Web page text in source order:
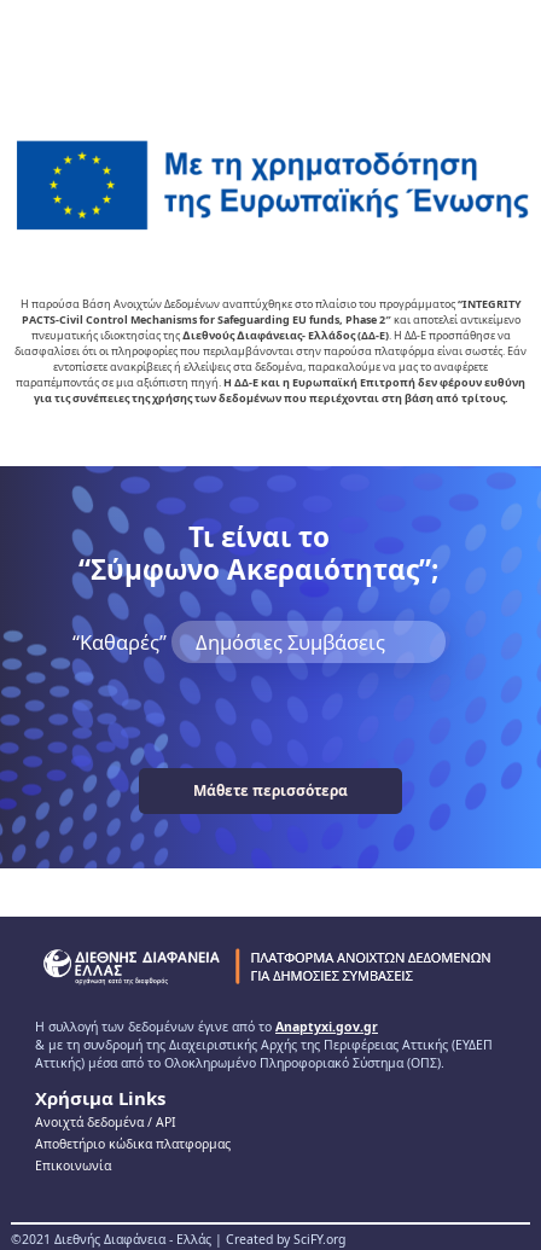
Η παρούσα Βάση Ανοιχτών Δεδομένων αναπτύχθηκε στο πλαίσιο του προγράμματος“INTEGRITY
PACTS-Civil Control Mechanisms for Safeguarding EU funds, Phase 2″και αποτελεί αντικείµενο
πνευµατικής ιδιοκτησίας της∆ιεθνούς ∆ιαφάνειας- Ελλάδος (ΔΔ-Ε). Η ΔΔ-Ε προσπάθησε να
διασφαλίσει ότι οι πληροφορίες που περιλαμβάνονται στην παρούσα πλατφόρμα είναι σωστές. Εάν
εντοπίσετε ανακρίβειες ή ελλείψεις στα δεδομένα, παρακαλούμε να μας το αναφέρετε
παραπέμποντάς σε μια αξιόπιστη πηγή.Η ΔΔ-Ε και η Ευρωπαϊκή Επιτροπή δεν φέρουν ευθύνη
για τις συνέπειες της χρήσης των δεδομένων που περιέχονται στη βάση από τρίτους.
Τι είναι το
“Σύμφωνο Ακεραιότητας”;
“Kαθαρές” Δημόσιες Συμβάσεις
Μάθετε περισσότερα
Η συλλογή των δεδομένων έγινε από το Anaptyxi.gov.gr
& με τη συνδρομή της Διαχειριστικής Αρχής της Περιφέρειας Αττικής (ΕΥΔΕΠ
Αττικής) μέσα από το Ολοκληρωμένο Πληροφοριακό Σύστημα (ΟΠΣ).
Χρήσιμα Links
Ανοιχτά δεδομένα / ΑPI
Αποθετήριο κώδικα πλατφορμας
Επικοινωνία
©2021 Διεθνής Διαφάνεια - Ελλάς | Created by SciFY.org